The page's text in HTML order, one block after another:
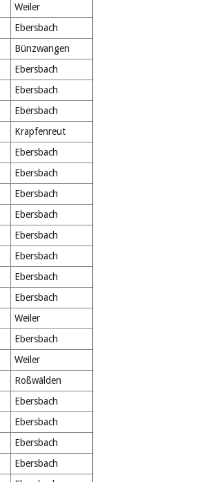
Weiler
Ebersbach
Bünzwangen
Ebersbach
Ebersbach
Ebersbach
Krapfenreut
Ebersbach
Ebersbach
Ebersbach
Ebersbach
Ebersbach
Ebersbach
Ebersbach
Ebersbach
Weiler
Ebersbach
Weiler
Roßwälden
Ebersbach
Ebersbach
Ebersbach
Ebersbach